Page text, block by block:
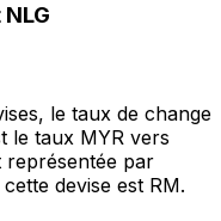
le taux de change
le taux MYR vers
représentée par
devise est RM.